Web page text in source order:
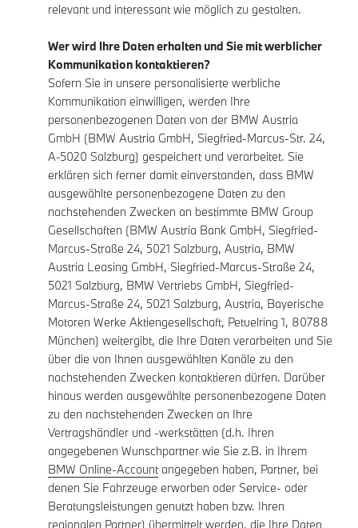
relevant und interessant wie möglich zu gestalten.
Wer wird Ihre Daten erhalten und Sie mit werblicher
Kommunikation kontaktieren?
Sofern Sie in unsere personalisierte werbliche
Kommunikation einwilligen, werden Ihre
personenbezogenen Daten von der BMW Austria
GmbH (BMW Austria GmbH, Siegfried-Marcus-Str. 24,
A-5020 Salzburg) gespeichert und verarbeitet. Sie
erklären sich ferner damit einverstanden, dass BMW
ausgewählte personenbezogene Daten zu den
nachstehenden Zwecken an bestimmte BMW Group
Gesellschaften (BMW Austria Bank GmbH, Siegfried-
Marcus-Straße 24, 5021 Salzburg, Austria, BMW
Austria Leasing GmbH, Siegfried-Marcus-Straße 24,
5021 Salzburg, BMW Vertriebs GmbH, Siegfried-
Marcus-Straße 24, 5021 Salzburg, Austria, Bayerische
Motoren Werke Aktiengesellschaft, Petuelring 1, 80788
München) weitergibt, die Ihre Daten verarbeiten und Sie
über die von Ihnen ausgewählten Kanäle zu den
nachstehenden Zwecken kontaktieren dürfen. Darüber
hinaus werden ausgewählte personenbezogene Daten
zu den nachstehenden Zwecken an Ihre
Vertragshändler und -werkstätten (d.h. Ihren
angegebenen Wunschpartner wie Sie z.B. in Ihrem
BMW Online-Accountangegeben haben, Partner, bei
denen Sie Fahrzeuge erworben oder Service- oder
Beratungsleistungen genutzt haben bzw. Ihren
regionalen Partner) übermittelt werden, die Ihre Daten